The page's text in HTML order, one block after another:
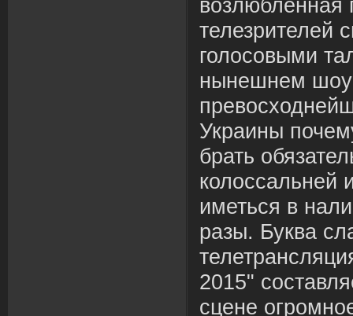
возлюбленная
телезрителей
голосовыми
нынешнем шоу
Украины
брать
колоссальней
иметься в
разы. Буква
2015"
сцене